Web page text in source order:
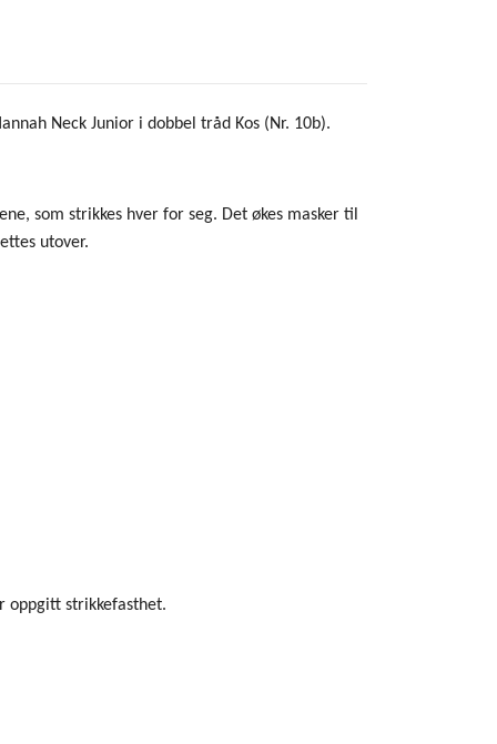
Neck Junior i dobbel tråd Kos (Nr. 10b).
som strikkes hver for seg. Det økes masker til
utover.
oppgitt strikkefasthet.